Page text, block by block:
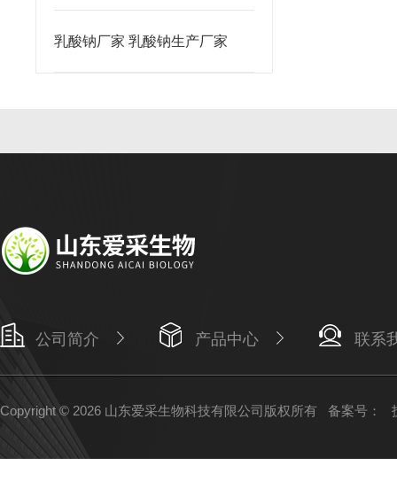
乳酸钠厂家 乳酸钠生产厂家
公司简介 产品中心 联系
Copyright © 2026 山东爱采生物科技有限公司版权所有 备案号：